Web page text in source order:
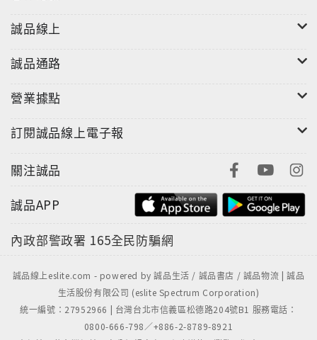
誠品線上
誠品通路
營業據點
訂閱誠品線上電子報
關注誠品
誠品APP
內政部警政署 165全民防騙網
誠品線上eslite.com - powered by 誠品生活 / 誠品書店 / 誠品物流 | 誠品
生活股份有限公司 (eslite Spectrum Corporation)
統一編號：27952966 | 台灣台北市信義區松德路204號B1 服務電話：
0800-666-798／+886-2-8789-8921